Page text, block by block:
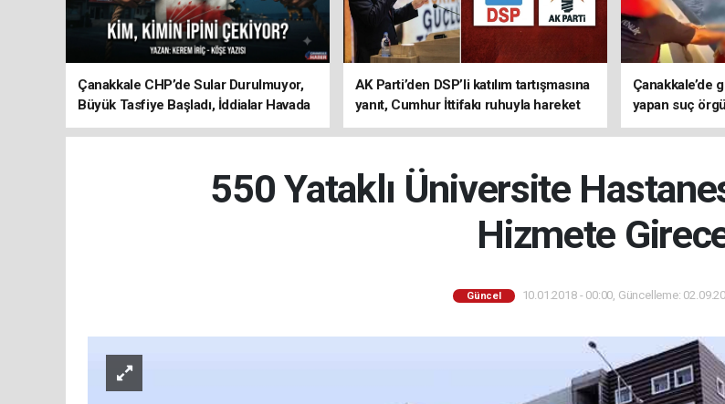
Çanakkale CHP’de Sular Durulmuyor,
Büyük Tasfiye Başladı, İddialar Havada
Uçuşuyor
AK Parti’den DSP’li katılım tartışmasına
yanıt, Cumhur İttifakı ruhuyla hareket
ediyoruz
Çanakkale’de
yapan suç
tutuklama
550 Yataklı Üniversite
Hizmete
Güncel 10.01.2018 - 00:00, Güncelleme: